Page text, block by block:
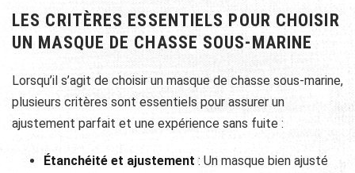
LES CRITÈRES ESSENTIELS POUR CHOISIR
UN MASQUE DE CHASSE SOUS-MARINE
Lorsqu’il s’agit de choisir un masque de chasse sous-marine,
plusieurs critères sont essentiels pour assurer un
ajustement parfait et une expérience sans fuite :
Étanchéité et ajustement : Un masque bien ajusté